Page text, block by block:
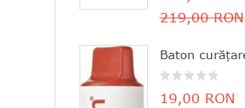
219,00 RON
19,00 RON